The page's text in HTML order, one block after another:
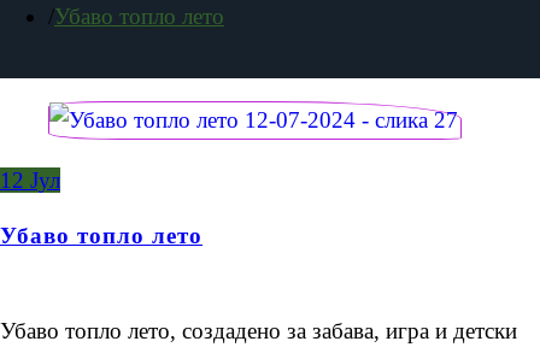
Убаво топло лето
12 Јул
Убаво топло лето
Убаво топло лето, создадено за забава, игра и детски